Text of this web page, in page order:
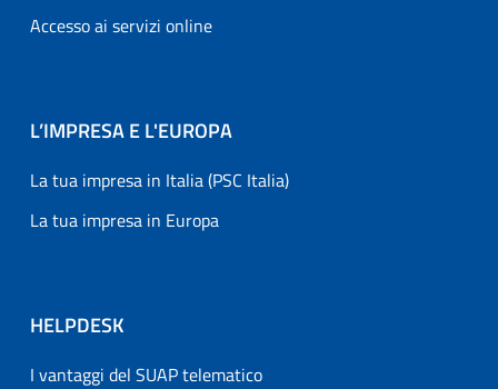
Accesso ai servizi online
L’IMPRESA E L'EUROPA
La tua impresa in Italia (PSC Italia)
La tua impresa in Europa
HELPDESK
I vantaggi del SUAP telematico